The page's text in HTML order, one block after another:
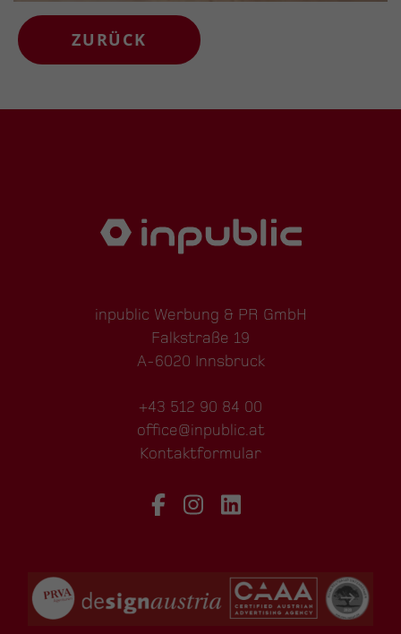
ZURÜCK
inpublic Werbung & PR GmbH
Falkstraße 19
A-6020 Innsbruck
+43 512 90 84 00
office@inpublic.at
Kontaktformular